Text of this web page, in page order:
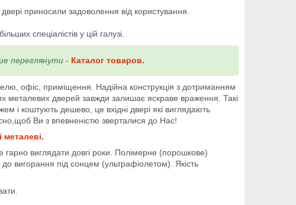
приносили задоволення від користування.
спеціалістів у цій галузі.
переглянути - Каталог товаров.
офіс, приміщення. Надійна конструкція з дотриманням
металевих дверей завжди залишає яскраве враження. Такі
і коштують дешево, це вхідні двері які виглядають
Ви з впевненістю зверталися до Нас!
металеві.
виглядати довгі роки. Полімерне (порошкове)
вигорання під сонцем (ультрафіолетом). Якість